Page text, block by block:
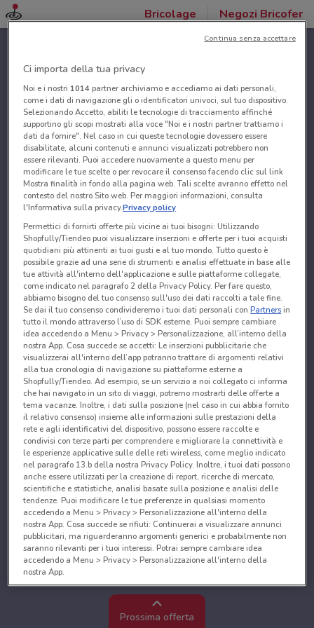
Bricolage Negozi Bricofer
Prossima offerta
Ci importa della tua privacy
Noi e i nostri 1014partner archiviamo e accediamo ai dati personali,
come i dati di navigazione gli o identificatori univoci, sul tuo dispositivo.
Selezionando Accetto, abiliti le tecnologie di tracciamento affinché
supportino gli scopi mostrati alla voce "Noi e i nostri partner trattiamo i
dati da fornire". Nel caso in cui queste tecnologie dovessero essere
disabilitate, alcuni contenuti e annunci visualizzati potrebbero non
essere rilevanti. Puoi accedere nuovamente a questo menu per
modificare le tue scelte o per revocare il consenso facendo clic sul link
Mostra finalità in fondo alla pagina web. Tali scelte avranno effetto nel
contesto del nostro Sito web. Per maggiori informazioni, consulta
l'Informativa sulla privacy.Privacy policy
Permettici di fornirti offerte più vicine ai tuoi bisogni: Utilizzando
Shopfully/Tiendeo puoi visualizzare inserzioni e offerte per i tuoi acquisti
quotidiani più attinenti ai tuoi gusti e al tuo mondo. Tutto questo è
possibile grazie ad una serie di strumenti e analisi effettuate in base alle
tue attività all'interno dell'applicazione e sulle piattaforme collegate,
come indicato nel paragrafo 2 della Privacy Policy. Per fare questo,
abbiamo bisogno del tuo consenso sull'uso dei dati raccolti a tale fine.
Se dai il tuo consenso condivideremo i tuoi dati personali conPartnersin
tutto il mondo attraverso l’uso di SDK esterne. Puoi sempre cambiare
idea accedendo a Menu > Privacy > Personalizzazione, all’interno della
nostra App. Cosa succede se accetti: Le inserzioni pubblicitarie che
visualizzerai all'interno dell’app potranno trattare di argomenti relativi
alla tua cronologia di navigazione su piattaforme esterne a
Shopfully/Tiendeo. Ad esempio, se un servizio a noi collegato ci informa
che hai navigato in un sito di viaggi, potremo mostrarti delle offerte a
tema vacanze. Inoltre, i dati sulla posizione (nel caso in cui abbia fornito
il relativo consenso) insieme alle informazioni sulle prestazioni della
rete e agli identificativi del dispositivo, possono essere raccolte e
condivisi con terze parti per comprendere e migliorare la connettività e
le esperienze applicative sulle delle reti wireless, come meglio indicato
nel paragrafo 13.b della nostra Privacy Policy. Inoltre, i tuoi dati possono
anche essere utilizzati per la creazione di report, ricerche di mercato,
scientifiche e statistiche, analisi basate sulla posizione e analisi delle
tendenze. Puoi modificare le tue preferenze in qualsiasi momento
accedendo a Menu > Privacy > Personalizzazione all'interno della
nostra App. Cosa succede se rifiuti: Continuerai a visualizzare annunci
pubblicitari, ma riguarderanno argomenti generici e probabilmente non
saranno rilevanti per i tuoi interessi. Potrai sempre cambiare idea
accedendo a Menu > Privacy > Personalizzazione all'interno della
nostra App.
Noi e i nostri partner trattiamo i dati per fornire:
Utilizzare dati di geolocalizzazione precisi. Scansione attiva delle
caratteristiche del dispositivo ai fini dell’identificazione. Archiviare
Continua senza accettare